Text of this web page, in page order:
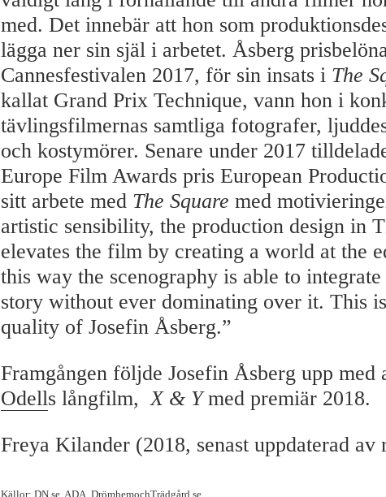
med. Det innebär att hon som
lägga ner sin själ i arbetet. Åsberg
Cannesfestivalen 2017, för sin insats i The
kallat Grand Prix Technique, vann hon i
tävlingsfilmernas samtliga fotografer,
och kostymörer. Senare under 2017
Europe Film Awards pris European
sitt arbete med The Square med
artistic sensibility, the production design in
elevates the film by creating a world at the
this way the scenography is able to integrate
story without ever dominating over it. This
quality of Josefin Åsberg.”
Framgången följde Josefin Åsberg upp med
Odells långfilm,X & Ymed premiär 2018.
Freya Kilander (2018, senast uppdaterad av
Källor: DN.se, ADA, DrömhemochTrädgård.se